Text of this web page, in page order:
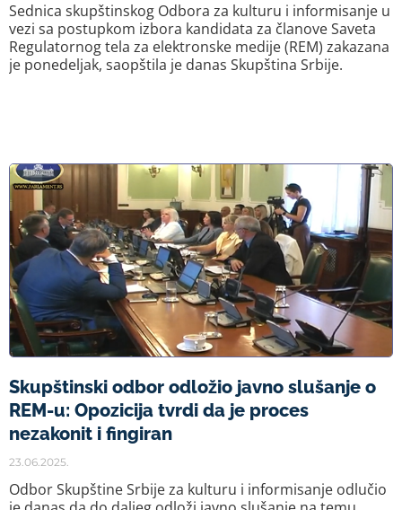
Sednica skupštinskog Odbora za kulturu i informisanje u
vezi sa postupkom izbora kandidata za članove Saveta
Regulatornog tela za elektronske medije (REM) zakazana
je ponedeljak, saopštila je danas Skupština Srbije.
Skupštinski odbor odložio javno slušanje o
REM-u: Opozicija tvrdi da je proces
nezakonit i fingiran
23.06.2025.
Odbor Skupštine Srbije za kulturu i informisanje odlučio